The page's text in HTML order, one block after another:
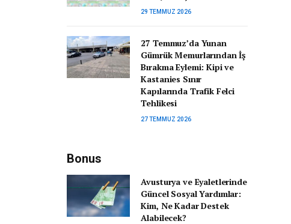
29 TEMMUZ 2026
27 Temmuz’da Yunan
Gümrük Memurlarından İş
Bırakma Eylemi: Kipi ve
Kastanies Sınır
Kapılarında Trafik Felci
Tehlikesi
27 TEMMUZ 2026
Bonus
Avusturya ve Eyaletlerinde
Güncel Sosyal Yardımlar:
Kim, Ne Kadar Destek
Alabilecek?